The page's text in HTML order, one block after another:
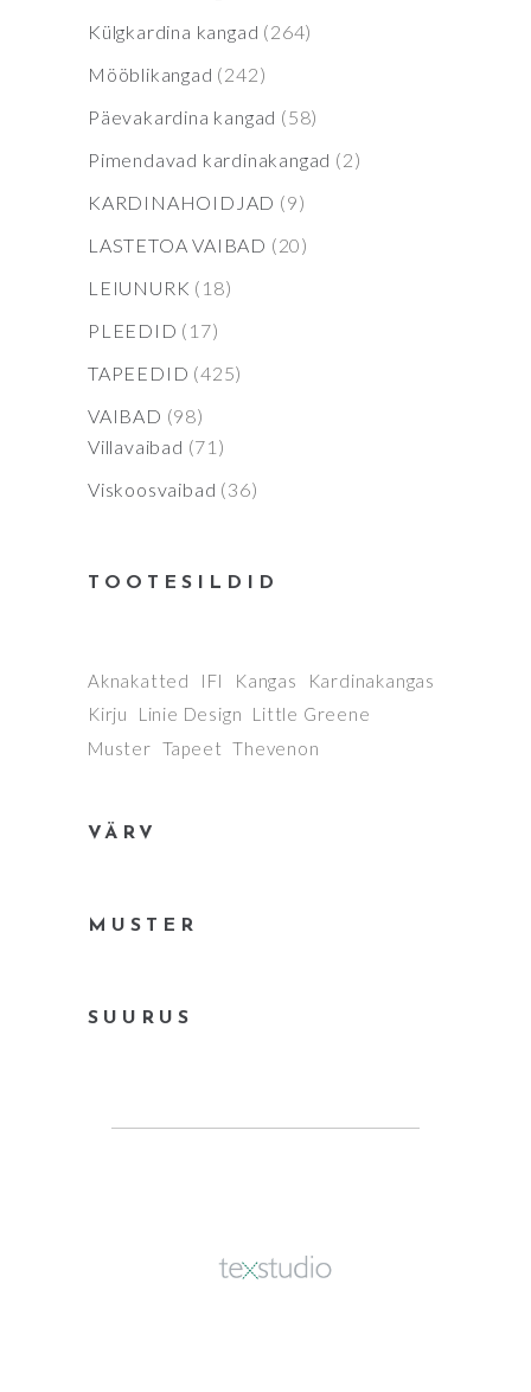
Külgkardina kangad 264264
Mööblikangad 242242
Päevakardina kangad 5858
Pimendavad kardinakangad 22
KARDINAHOIDJAD 99
LASTETOA VAIBAD 2020
LEIUNURK 1818
PLEEDID 1717
TAPEEDID 425425
VAIBAD 9898
products
Villavaibad 71 71
Viskoosvaibad 3636
TOOTESILDID
Aknakatted IFI Kangas
Kardinakangas
Kirju
Linie Design
Little Greene
Muster Tapeet Thevenon
VÄRV
MUSTER
SUURUS